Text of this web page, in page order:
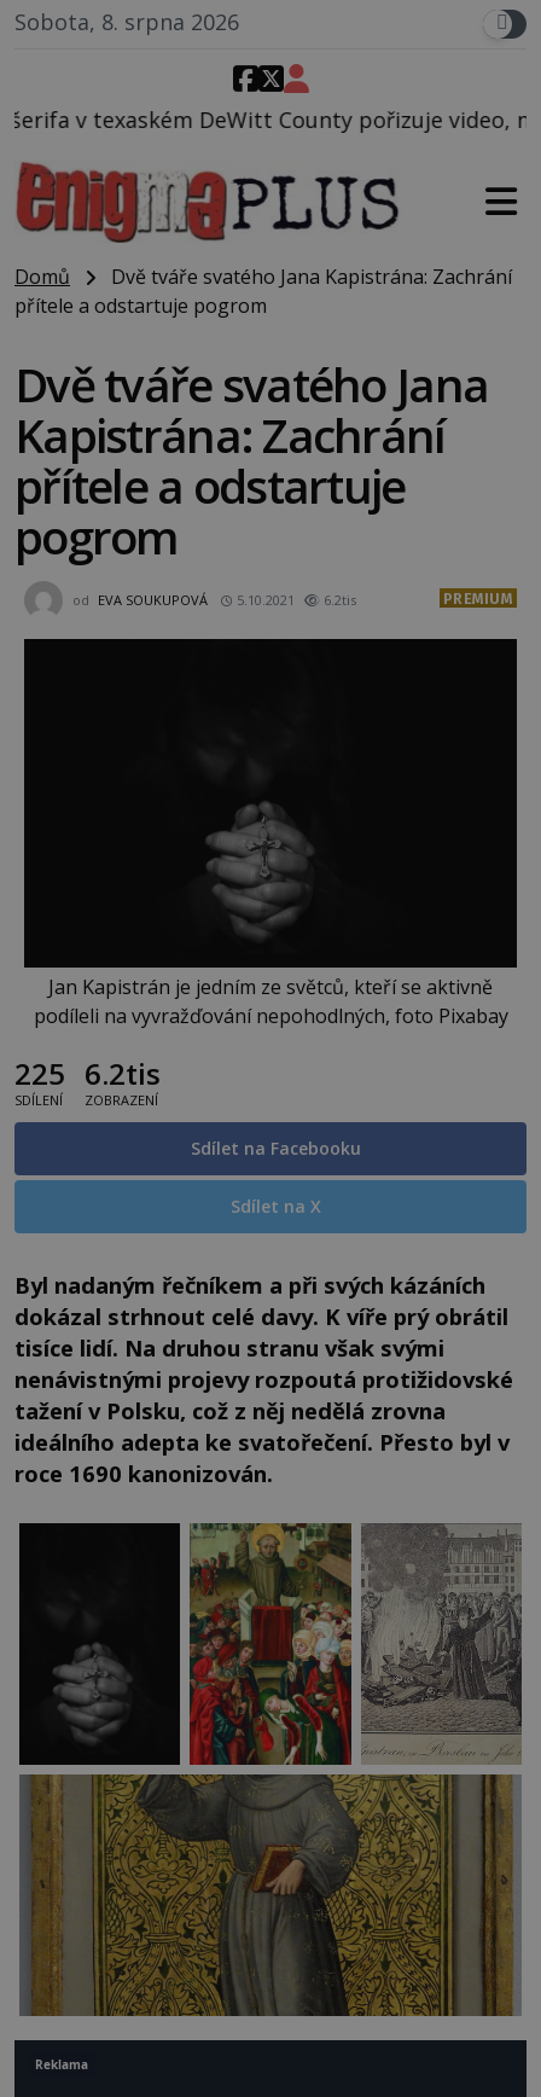
Sobota, 8. srpna 2026
County pořizuje video, na kterém před jeho
Domů
Dvě tváře svatého Jana Kapistrána: Zachrání
přítele a odstartuje pogrom
Dvě tváře svatého Jana
Kapistrána: Zachrání
přítele a odstartuje
pogrom
od EVA SOUKUPOVÁ 5.10.2021 6.2tis PREMIUM
Jan Kapistrán je jedním ze světců, kteří se aktivně
podíleli na vyvražďování nepohodlných, foto Pixabay
225
SDÍLENÍ
6.2tis
ZOBRAZENÍ
Sdílet na Facebooku
Sdílet na X
Byl nadaným řečníkem a při svých kázáních
dokázal strhnout celé davy. K víře prý obrátil
tisíce lidí. Na druhou stranu však svými
nenávistnými projevy rozpoutá protižidovské
tažení v Polsku, což z něj nedělá zrovna
ideálního adepta ke svatořečení. Přesto byl v
roce 1690 kanonizován.
Reklama